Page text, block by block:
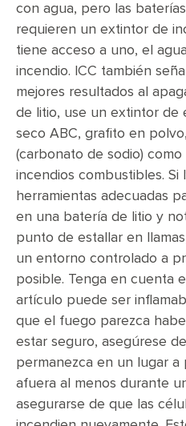
con agua, pero las
requieren un extintor de
tiene acceso a uno, el
incendio. ICC también
mejores resultados al
de litio, use un extintor de
seco ABC, grafito en
(carbonato de sodio)
incendios combustibles.
herramientas adecuadas
en una batería de litio y
punto de estallar en
un entorno controlado a
posible. Tenga en cuenta
artículo puede ser
que el fuego parezca
estar seguro, asegúrese
permanezca en un lugar
afuera al menos durante
asegurarse de que las